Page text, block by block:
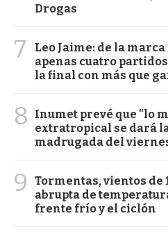
Drogas
7
Leo Jaime: de la
apenas cuatro
la final con más que
8
Inumet prevé que "lo
extratropical se dará
madrugada del
9
Tormentas, vientos de
abrupta de
frente frío y el ciclón